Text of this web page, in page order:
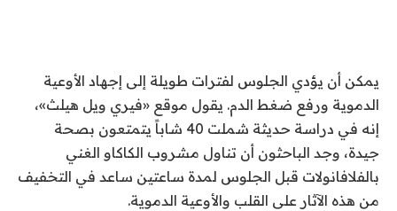
يمكن أن يؤدي الجلوس لفترات طويلة إلى إجهاد الأوعية
الدموية ورفع ضغط الدم. يقول موقع «فيري ويل هيلث»،
إنه في دراسة حديثة شملت 40 شاباً يتمتعون بصحة
جيدة، وجد الباحثون أن تناول مشروب الكاكاو الغني
بالفلافانولات قبل الجلوس لمدة ساعتين ساعد في التخفيف
من هذه الآثار على القلب والأوعية الدموية.